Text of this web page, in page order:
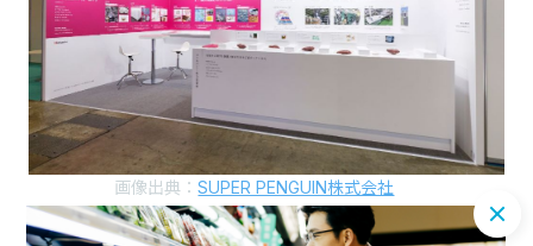
画像出典：SUPER PENGUIN株式会社
株式会社 林産業は、ポリエチレン製軟包装材を製造販売して